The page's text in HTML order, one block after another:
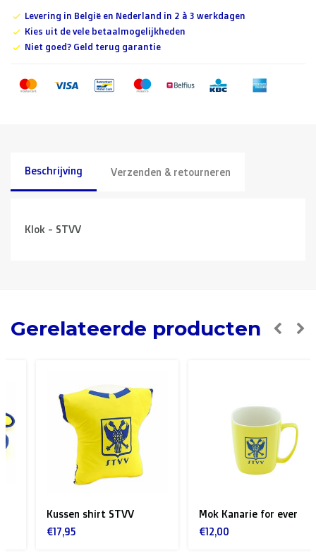
Levering in België en Nederland in 2 à 3 werkdagen
Kies uit de vele betaalmogelijkheden
Niet goed? Geld terug garantie
Beschrijving Verzenden & retourneren
Klok - STVV
Gerelateerde producten
Kussen shirt STVV
€17,95
Mok Kanarie for ever
€12,00